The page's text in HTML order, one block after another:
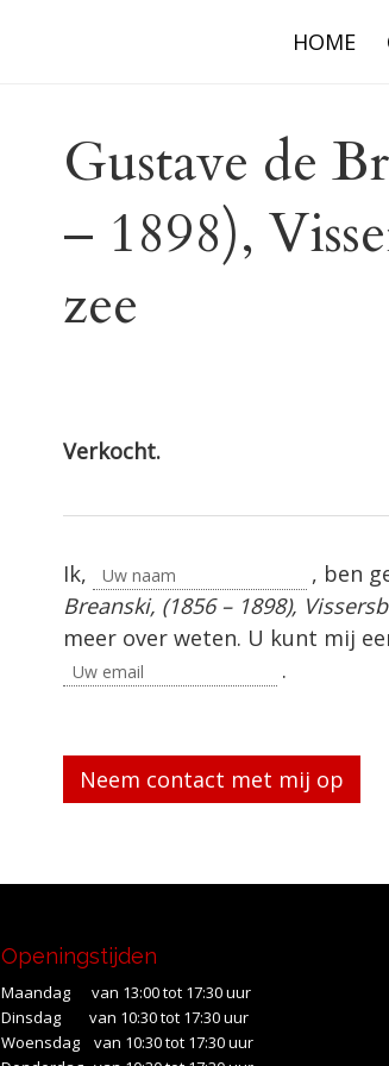
HOME
Gustave de
– 1898),
zee
Verkocht.
Ik, , ben
Breanski, (1856 – 1898),
meer over weten. U kunt mij
.
Openingstijden
Maandag van 13:00 tot 17:30 uur
Dinsdag van 10:30 tot 17:30 uur
Woensdag van 10:30 tot 17:30 uur